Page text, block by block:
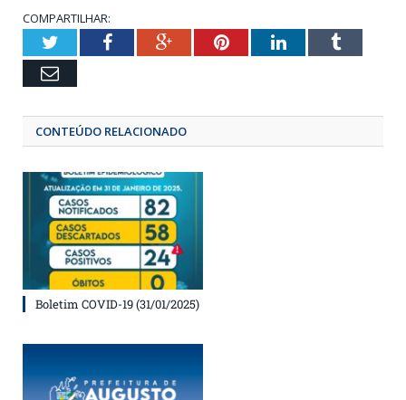
COMPARTILHAR:
TwitterFacebookGoogle+Pinterest
LinkedIn
Email
CONTEÚDO RELACIONADO
Boletim COVID-19 (31/01/2025)